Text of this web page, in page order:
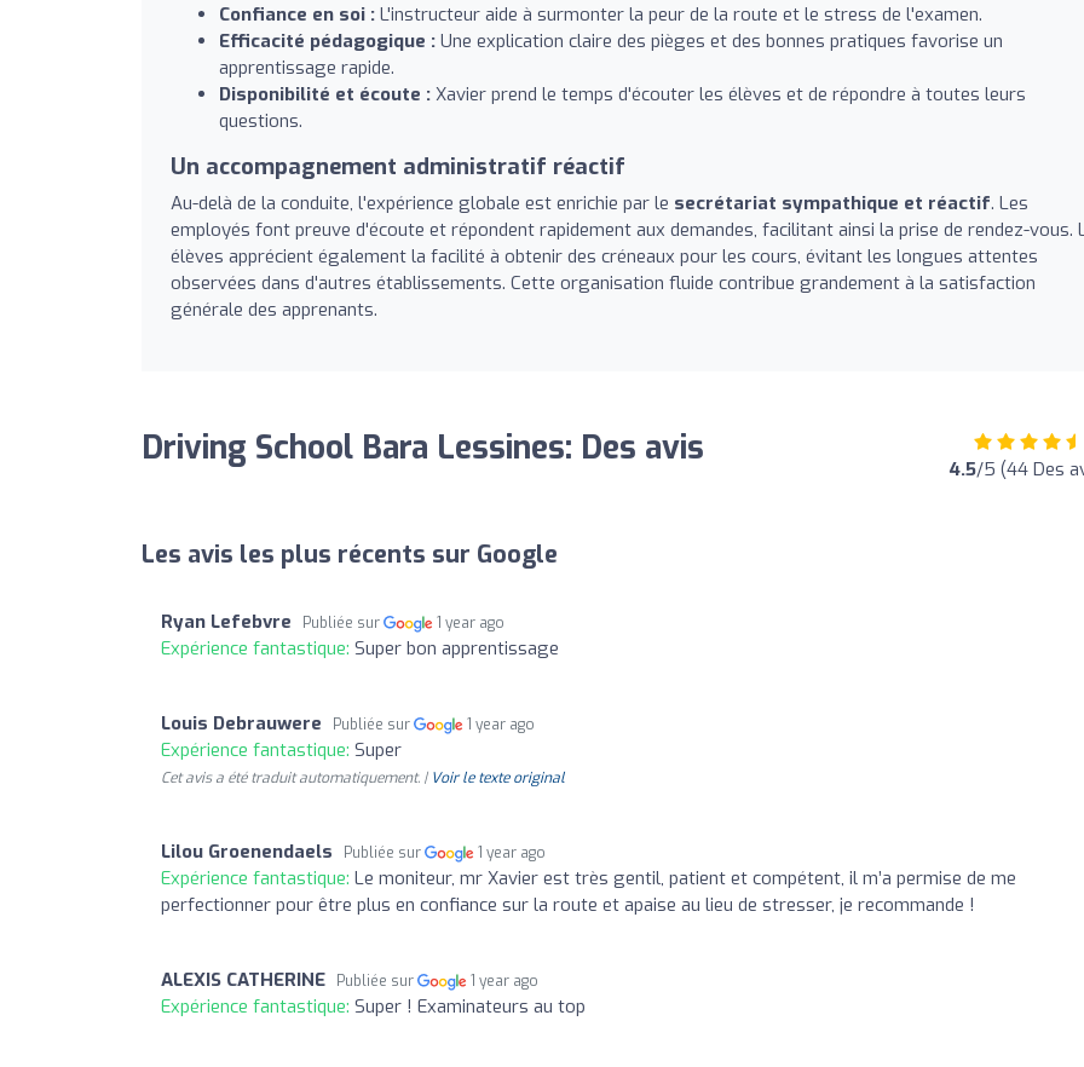
Confiance en soi : L'instructeur aide à surmonter la peur de la route et le stress de l'examen.
Efficacité pédagogique : Une explication claire des pièges et des bonnes pratiques favorise un
apprentissage rapide.
Disponibilité et écoute : Xavier prend le temps d'écouter les élèves et de répondre à toutes leurs
questions.
Un accompagnement administratif réactif
Au-delà de la conduite, l'expérience globale est enrichie par le secrétariat sympathique et réactif. Les
employés font preuve d'écoute et répondent rapidement aux demandes, facilitant ainsi la prise de rendez-vous.
élèves apprécient également la facilité à obtenir des créneaux pour les cours, évitant les longues attentes
observées dans d'autres établissements. Cette organisation fluide contribue grandement à la satisfaction
générale des apprenants.
Driving School Bara Lessines: Des avis 4.5/5 (44 Des
Les avis les plus récents sur Google
Ryan Lefebvre Publiée sur 1 year ago
Expérience fantastique: Super bon apprentissage
Louis Debrauwere Publiée sur 1 year ago
Expérience fantastique: Super
Cet avis a été traduit automatiquement. | Voir le texte original
Lilou Groenendaels Publiée sur 1 year ago
Expérience fantastique: Le moniteur, mr Xavier est très gentil, patient et compétent, il m’a permise de me
perfectionner pour être plus en confiance sur la route et apaise au lieu de stresser, je recommande !
ALEXIS CATHERINE Publiée sur 1 year ago
Expérience fantastique: Super ! Examinateurs au top